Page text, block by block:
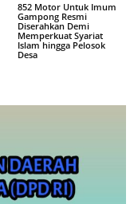
852 Motor Untuk Imum
Gampong Resmi
Diserahkan Demi
Memperkuat Syariat
Islam hingga Pelosok
Desa